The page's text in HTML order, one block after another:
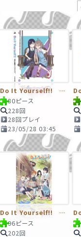
Do It Yourself!! 円盤4巻
80ピース
228回
28回プレイ
23/05/28 03:45
Do It Yourself!! メインビジュアル
96ピース
202回